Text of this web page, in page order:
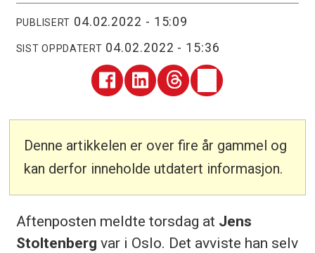
PUBLISERT 04.02.2022 - 15:09
SIST OPPDATERT 04.02.2022 - 15:36
Denne artikkelen er over fire år gammel og
kan derfor inneholde utdatert informasjon.
Aftenposten meldte torsdag at Jens
Stoltenberg var i Oslo. Det avviste han selv